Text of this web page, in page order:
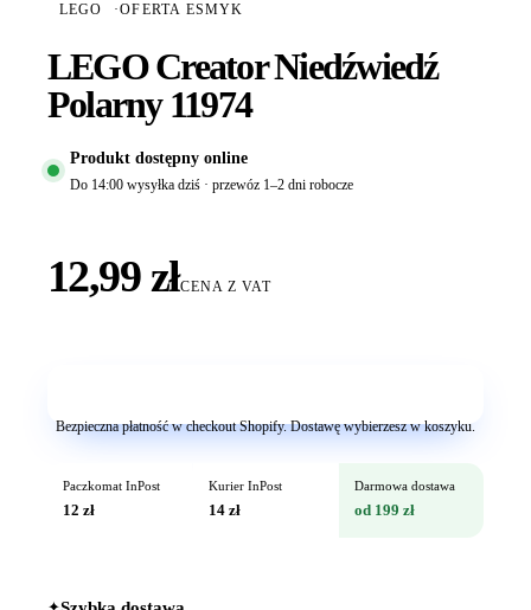
LEGO ·OFERTA ESMYK
LEGO Creator Niedźwiedź
Polarny 11974
Produkt dostępny online
Do 14:00 wysyłka dziś · przewóz 1–2 dni robocze
12,99 złCENA Z VAT
Bezpieczna płatność w checkout Shopify. Dostawę wybierzesz w koszyku.
Paczkomat InPost
12 zł
Kurier InPost
14 zł
Darmowa dostawa
od 199 zł